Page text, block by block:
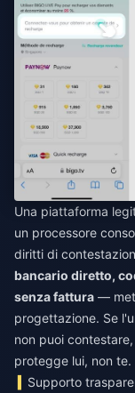
Una piattaforma
un processore
diritti di
bancario diretto,
senza fattura —
progettazione. Se
non puoi
protegge lui, non te.
Supporto